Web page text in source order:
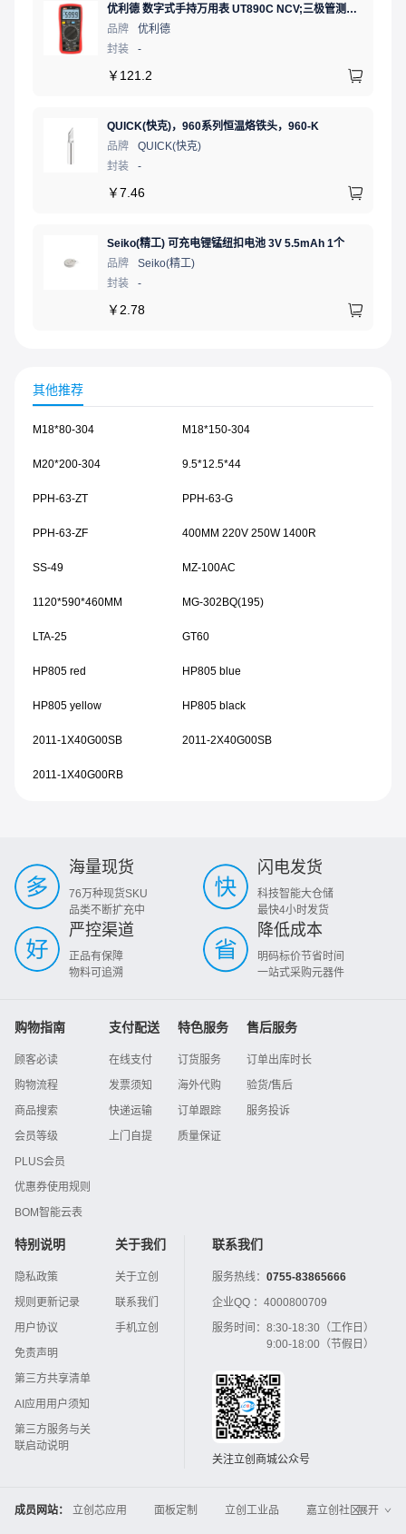
优利德 数字式手持万用表 UT890C NCV;三极管测试;二极管测试;火线辨别;真有效值;通断测试
品牌
优利德
封装
-
￥ 121.2
QUICK(快克)，960系列恒温烙铁头，960-K
品牌
QUICK(快克)
封装
-
￥7.46
Seiko(精工) 可充电锂锰纽扣电池 3V 5.5mAh 1个
品牌
Seiko(精工)
封装
-
￥ 2.78
其他推荐
M18*80-304 M18*150-304
M20*200-304 9.5*12.5*44
PPH-63-ZT PPH-63-G
PPH-63-ZF 400MM 220V 250W 1400R
SS-49 MZ-100AC
1120*590*460MM MG-302BQ(195)
LTA-25 GT60
HP805 red HP805 blue
HP805 yellow HP805 black
2011-1X40G00SB 2011-2X40G00SB
2011-1X40G00RB
海量现货
76万种现货SKU
品类不断扩充中
闪电发货
科技智能大仓储
最快4小时发货
严控渠道
正品有保障
物料可追溯
降低成本
明码标价节省时间
一站式采购元器件
购物指南
顾客必读
购物流程
商品搜索
会员等级
PLUS会员
优惠券使用规则
BOM智能云表
支付配送
在线支付
发票须知
快递运输
上门自提
特色服务
订货服务
海外代购
订单跟踪
质量保证
售后服务
订单出库时长
验货/售后
服务投诉
特别说明
隐私政策
规则更新记录
用户协议
免责声明
第三方共享清单
AI应用用户须知
第三方服务与关
联启动说明
关于我们
关于立创
联系我们
手机立创
联系我们
服务热线： 0755-83865666
企业QQ ： 4000800709
服务时间： 8:30-18:30（工作日）
9:00-18:00（节假日）
关注立创商城公众号
成员网站： 立创芯应用 面板定制 立创工业品
嘉立创社区展开